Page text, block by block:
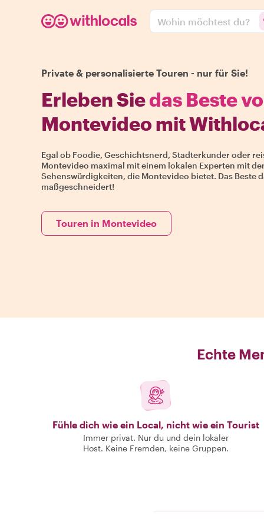
Wohin möchtest du?
Private & personalisierte Touren - nur für Sie!
Erleben Siedas Beste
Montevideo mit
Egal ob Foodie, Geschichtsnerd, Stadterkunder oder
Montevideo maximal mit einem lokalen Experten mit
Sehenswürdigkeiten, die Montevideo bietet. Das Beste
maßgeschneidert!
Touren in Montevideo
Echte
Fühle dich wie ein Local, nicht wie ein Tourist
Immer privat. Nur du und dein lokaler
Host. Keine Fremden, keine Gruppen.